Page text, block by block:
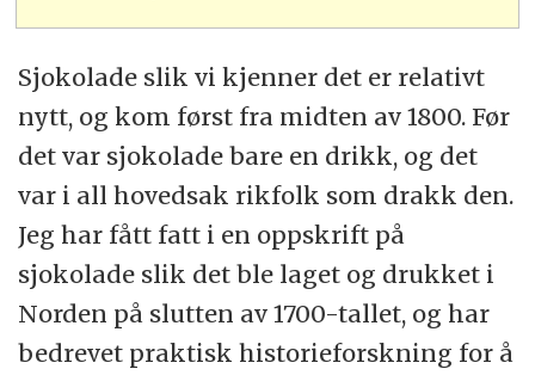
Sjokolade slik vi kjenner det er relativt
nytt, og kom først fra midten av 1800. Før
det var sjokolade bare en drikk, og det
var i all hovedsak rikfolk som drakk den.
Jeg har fått fatt i en oppskrift på
sjokolade slik det ble laget og drukket i
Norden på slutten av 1700-tallet, og har
bedrevet praktisk historieforskning for å